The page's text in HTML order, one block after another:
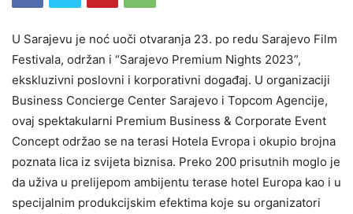
U Sarajevu je noć uoči otvaranja 23. po redu Sarajevo Film
Festivala, održan i “Sarajevo Premium Nights 2023”,
ekskluzivni poslovni i korporativni događaj. U organizaciji
Business Concierge Center Sarajevo i Topcom Agencije,
ovaj spektakularni Premium Business & Corporate Event
Concept održao se na terasi Hotela Evropa i okupio brojna
poznata lica iz svijeta biznisa. Preko 200 prisutnih moglo je
da uživa u prelijepom ambijentu terase hotel Europa kao i u
specijalnim produkcijskim efektima koje su organizatori